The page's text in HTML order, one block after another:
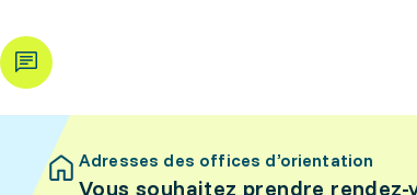
Adresses des offices d’orientation
Vous souhaitez prendre rendez-